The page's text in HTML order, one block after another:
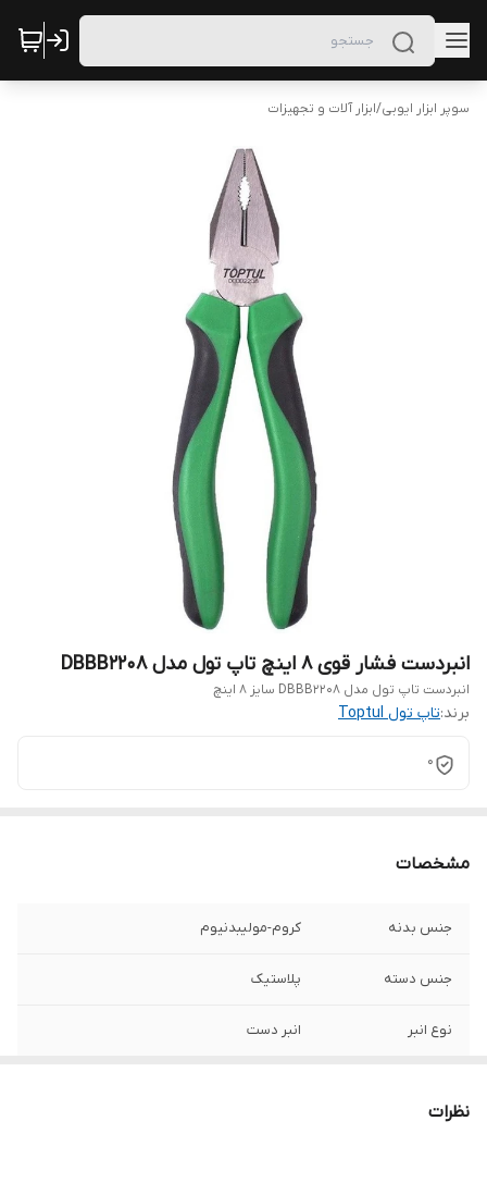
سوپر ابزار ایوبی/ابزار آلات و تجهیزات
انبردست فشار قوی 8 اینچ تاپ تول مدل DBBB2208
انبردست تاپ تول مدل DBBB2208 سایز 8 اینچ
برند:تاپ تول Toptul
0
مشخصات
جنس بدنه کروم-مولیبدنیوم
جنس دسته پلاستیک
نوع انبر انبر دست
نظرات